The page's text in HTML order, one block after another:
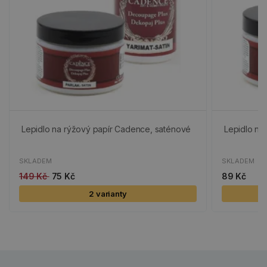
Lepidlo na rýžový papír Cadence, saténové
SKLADEM
149 Kč 75 Kč
2 varianty
Lepidlo
SKLADEM
89 Kč